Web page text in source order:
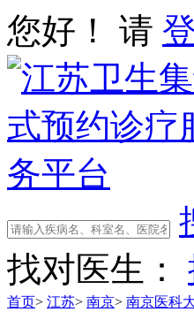
您好！ 请
找对医生：
首页> 江苏> 南京> 南京医科